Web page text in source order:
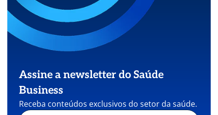
Assine a newsletter do Saúde
Business
Receba conteúdos exclusivos do setor da saúde.